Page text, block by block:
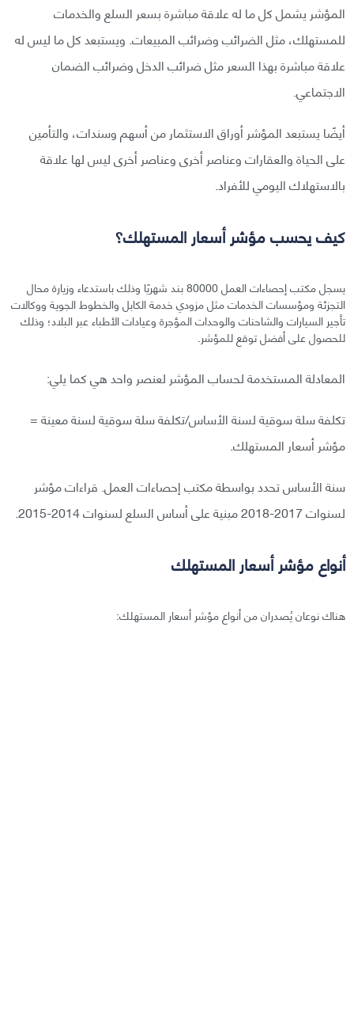
المؤشر يشمل كل ما له علاقة مباشرة بسعر السلع والخدمات
للمستهلك، مثل الضرائب وضرائب المبيعات. ويستبعد كل ما ليس له
علاقة مباشرة بهذا السعر مثل ضرائب الدخل وضرائب الضمان
الاجتماعي.
أيضًا يستبعد المؤشر أوراق الاستثمار من أسهم وسندات، والتأمين
على الحياة والعقارات وعناصر أخرى وعناصر أخرى ليس لها علاقة
بالاستهلاك اليومي للأفراد.
كيف يحسب مؤشر أسعار المستهلك؟
يسجل مكتب إحصاءات العمل 80000 بند شهريًا وذلك باستدعاء وزيارة محال
التجزئة ومؤسسات الخدمات مثل مزودي خدمة الكابل والخطوط الجوية ووكالات
تأجير السيارات والشاحنات والوحدات المؤجرة وعيادات الأطباء عبر البلاد؛ وذلك
للحصول على أفضل توقع للمؤشر.
المعادلة المستخدمة لحساب المؤشر لعنصر واحد هي كما يلي:
تكلفة سلة سوقية لسنة الأساس/تكلفة سلة سوقية لسنة معينة =
مؤشر أسعار المستهلك.
سنة الأساس تحدد بواسطة مكتب إحصاءات العمل. قراءات مؤشر
لسنوات 2017-2018 مبنية على أساس السلع لسنوات 2014-2015.
أنواع مؤشر أسعار المستهلك
هناك نوعان يُصدران من أنواع مؤشر أسعار المستهلك: